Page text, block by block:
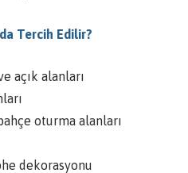
Tercih Edilir?
açık alanları
oturma alanları
dekorasyonu